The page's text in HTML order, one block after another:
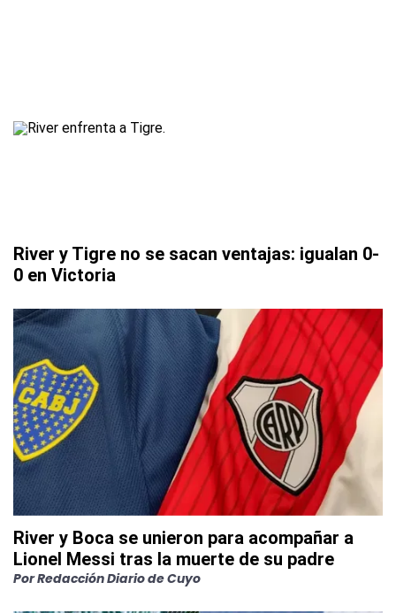
River y Tigre no se sacan ventajas: igualan 0-
0 en Victoria
River y Boca se unieron para acompañar a
Lionel Messi tras la muerte de su padre
PorRedacción Diario de Cuyo